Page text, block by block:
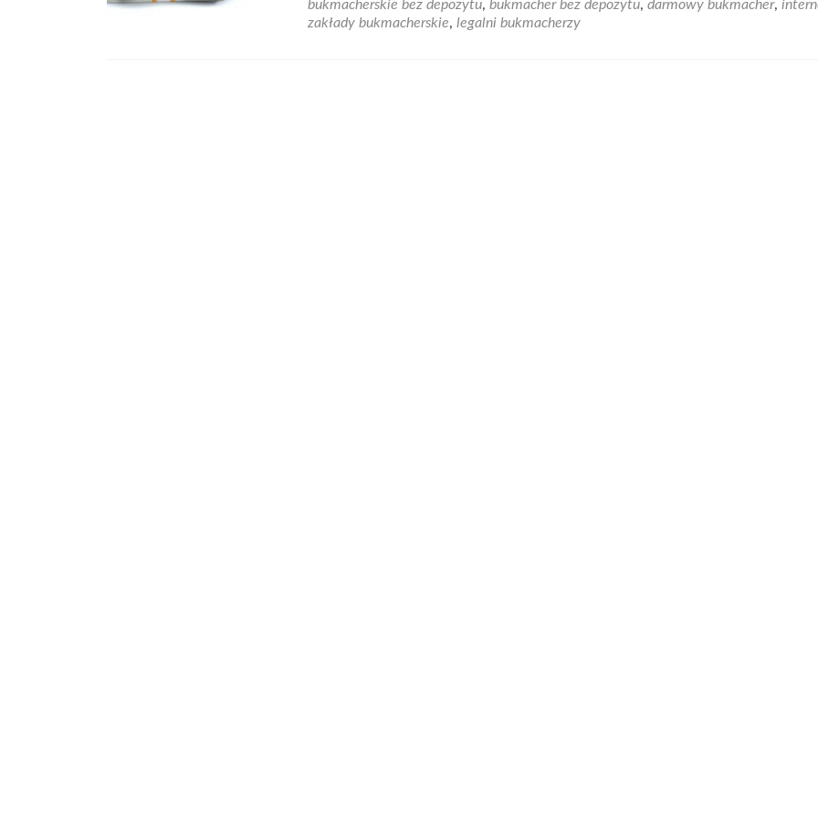
Zakłady
bukmacherskie
bukmacherskie bez depozytu, bukmacher bez depozytu, darmowy bukmacher,
zakłady bukmacherskie, legalni bukmacherzy